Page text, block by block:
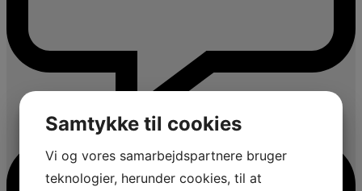
Samtykke til cookies
Vi og vores samarbejdspartnere bruger
teknologier, herunder cookies, til at